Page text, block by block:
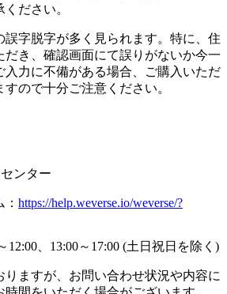
ださい。
字脱字が多く見られます。特に、住
だき、確認画面にて誤りがないか今一
入力に不備がある場合、ご購入いただ
ので十分ご注意ください。
ンター
https://help.weverse.io/weverse/?
12:00、13:00～17:00 (土日祝日を除く)
ますが、お問い合わせ状況や内容に